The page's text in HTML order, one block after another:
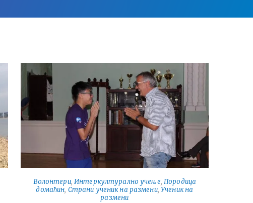
Волонтери, Интеркултурално учење, Породица
домаћин, Страни ученик на размени, Ученик на
размени